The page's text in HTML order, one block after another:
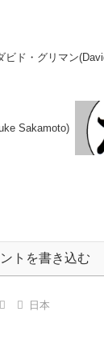
ビド・グリマン
Sakamoto)
トを書き込む
日本